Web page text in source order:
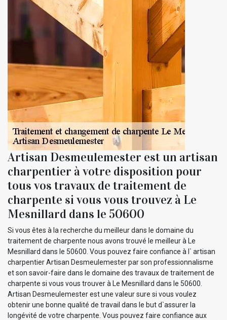
Artisan Desmeulemester est un artisan
charpentier à votre disposition pour
tous vos travaux de traitement de
charpente si vous vous trouvez à Le
Mesnillard dans le 50600
Si vous êtes à la recherche du meilleur dans le domaine du
traitement de charpente nous avons trouvé le meilleur à Le
Mesnillard dans le 50600. Vous pouvez faire confiance à l` artisan
charpentier Artisan Desmeulemester par son professionnalisme
et son savoir-faire dans le domaine des travaux de traitement de
charpente si vous vous trouver à Le Mesnillard dans le 50600.
Artisan Desmeulemester est une valeur sure si vous voulez
obtenir une bonne qualité de travail dans le but d`assurer la
longévité de votre charpente. Vous pouvez faire confiance aux